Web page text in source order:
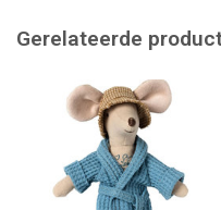
Gerelateerde